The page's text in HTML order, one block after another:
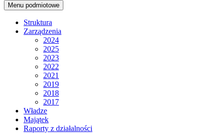
Menu podmiotowe
Struktura
Zarządzenia
2024
2025
2023
2022
2021
2019
2018
2017
Władze
Majątek
Raporty z działalności